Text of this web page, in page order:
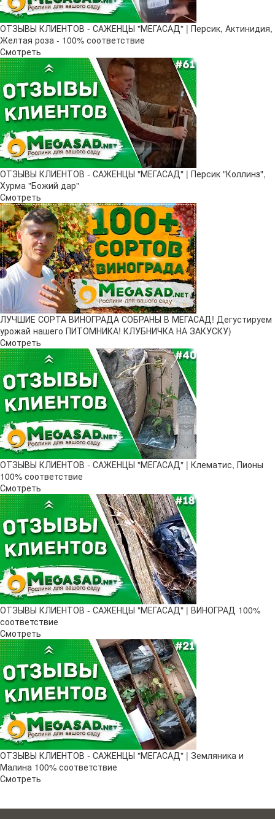
ОТЗЫВЫ КЛИЕНТОВ - САЖЕНЦЫ "МЕГАСАД" | Персик, Актинидия,
Желтая роза - 100% соответствие
Смотреть
ОТЗЫВЫ КЛИЕНТОВ - САЖЕНЦЫ "МЕГАСАД" | Персик "Коллинз",
Хурма "Божий дар"
Смотреть
ЛУЧШИЕ СОРТА ВИНОГРАДА СОБРАНЫ В МЕГАСАД! Дегустируем
урожай нашего ПИТОМНИКА! КЛУБНИЧКА НА ЗАКУСКУ)
Смотреть
ОТЗЫВЫ КЛИЕНТОВ - САЖЕНЦЫ "МЕГАСАД" | Клематис, Пионы
100% соответствие
Смотреть
ОТЗЫВЫ КЛИЕНТОВ - САЖЕНЦЫ "МЕГАСАД" | ВИНОГРАД 100%
соответствие
Смотреть
ОТЗЫВЫ КЛИЕНТОВ - САЖЕНЦЫ "МЕГАСАД" | Земляника и
Малина 100% соответствие
Смотреть